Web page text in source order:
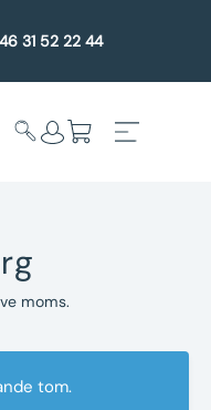
31 52 22 44
moms.
tom.